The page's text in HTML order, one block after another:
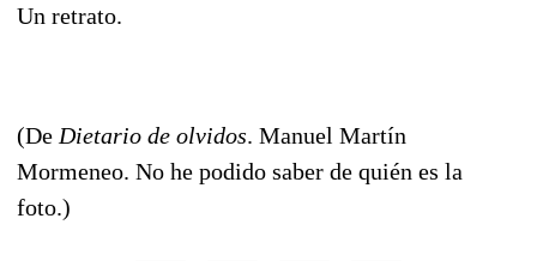
Un retrato.
(De Dietario de olvidos. Manuel Martín
Mormeneo. No he podido saber de quién es la
foto.)